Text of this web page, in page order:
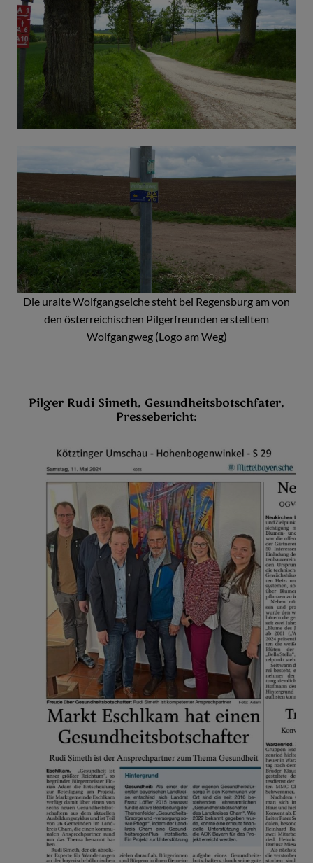
Die uralte Wolfgangseiche steht bei Regensburg am von
den österreichischen Pilgerfreunden erstelltem
Wolfgangweg (Logo am Weg)
Pilger Rudi Simeth, Gesundheitsbotschfater,
Pressebericht: